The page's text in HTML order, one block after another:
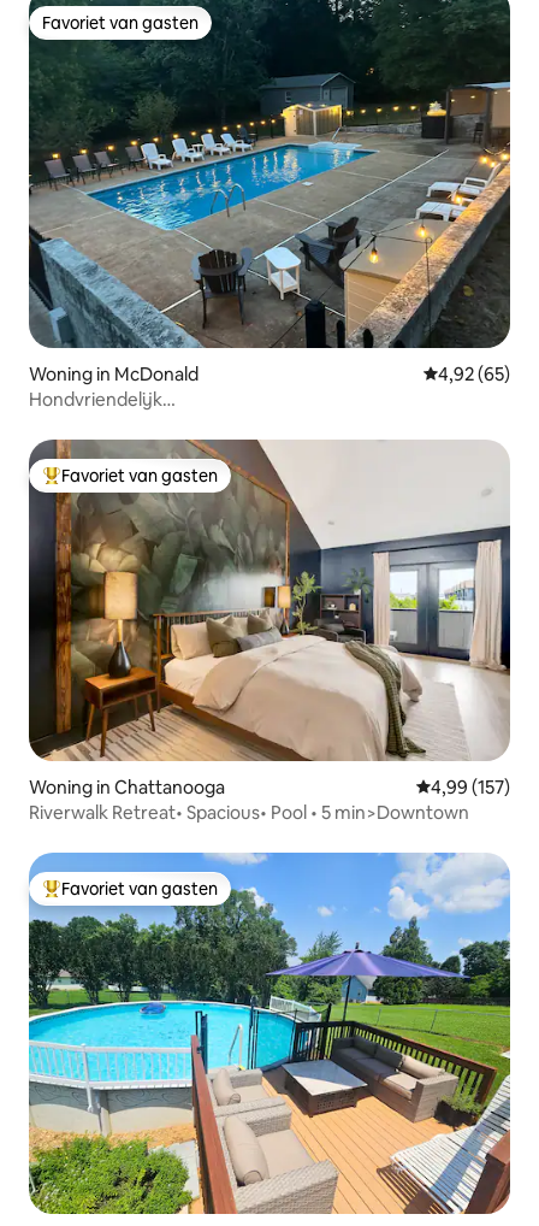
Favoriet van gasten
Favoriet van gasten
Woning in McDonald Gemiddelde
4,92 (65)
Hondvriendelijk
Topfavoriet van gasten
Favoriet van gasten
Woning in Chattanooga Gemiddelde
4,99 (157)
Riverwalk Retreat• Spacious• Pool • 5 min>Downtown
Topfavoriet van gasten
Favoriet van gasten